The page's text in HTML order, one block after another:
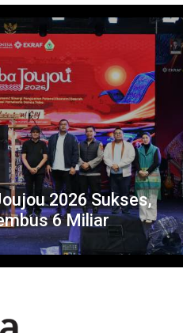
2026 Sukses,
6 Miliar